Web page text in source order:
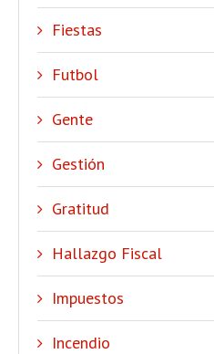
Fiestas
Futbol
Gente
Gestión
Gratitud
Hallazgo Fiscal
Impuestos
Incendio